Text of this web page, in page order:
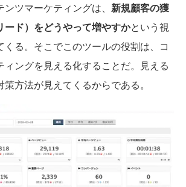
ツマーケティングは、 新規顧客の獲
ード）をどうやって増やすかという視
くる。そこでこのツールの役割は、コ
ィングを見える化することだ。見える
方法が見えてくるからである。